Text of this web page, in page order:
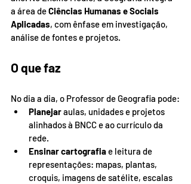
a área de Ciências Humanas e Sociais
Aplicadas, com ênfase em investigação,
análise de fontes e projetos.
O que faz
No dia a dia, o Professor de Geografia pode:
Planejar aulas, unidades e projetos
alinhados à BNCC e ao currículo da
rede.
Ensinar cartografia e leitura de
representações: mapas, plantas,
croquis, imagens de satélite, escalas